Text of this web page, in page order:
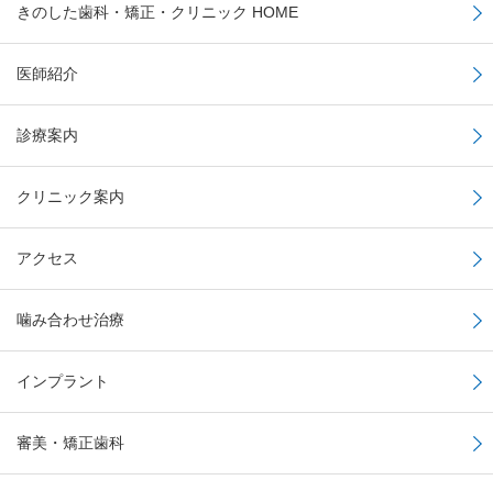
きのした歯科・矯正・クリニック HOME
医師紹介
診療案内
クリニック案内
アクセス
噛み合わせ治療
インプラント
審美・矯正歯科